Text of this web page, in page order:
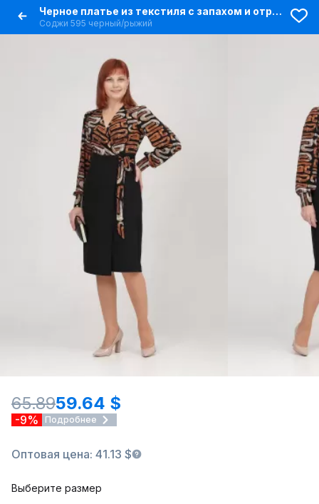
Черное платье из текстиля с запахом и отрезным верхом
Соджи 595 черный/рыжий
65.8959.64 $
-9% Подробнее
Оптовая цена: 41.13 $
Выберите размер